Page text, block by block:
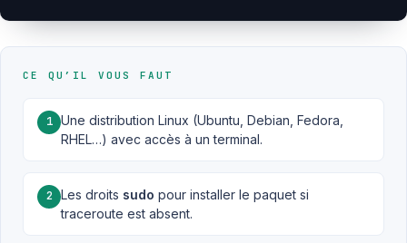
CE QU’IL VOUS FAUT
1 Une distribution Linux (Ubuntu, Debian, Fedora,
RHEL…) avec accès à un terminal.
2 Les droits sudo pour installer le paquet si
traceroute est absent.